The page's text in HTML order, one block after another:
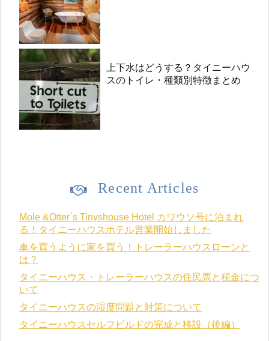
上下水はどうする？タイニーハウ
スのトイレ・種類別特徴まとめ
Recent Articles
Mole &Otter`s Tinyshouse Hotel カワウソ号に泊まれ
る！タイニーハウスホテル営業開始しました
車を買うように家を買う！トレーラーハウスローンと
は？
タイニーハウス・トレーラーハウスの住民票と税金につ
いて
タイニーハウスの湿度問題と対策について
タイニーハウスセルフビルドの完成と移設（後編）